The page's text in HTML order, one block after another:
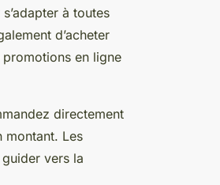
à toutes
d’acheter
en ligne
directement
montant. Les
vers la